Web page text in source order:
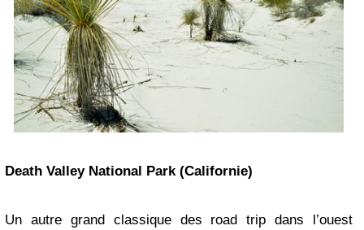
Death Valley National Park (Californie)
Un autre grand classique des road trip dans l’ouest